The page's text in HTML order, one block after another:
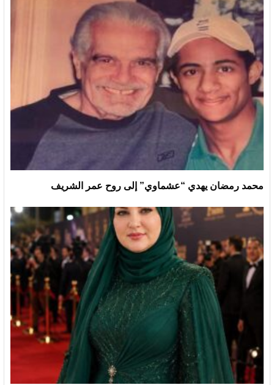
محمد رمضان يهدي “عشماوي” إلى روح عمر الشريف